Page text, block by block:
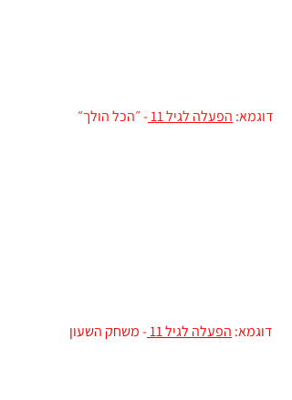
דוגמא: הפעלה לגיל 11 - ״הכל הולך״
דוגמא: הפעלה לגיל 11 - משחק השעון